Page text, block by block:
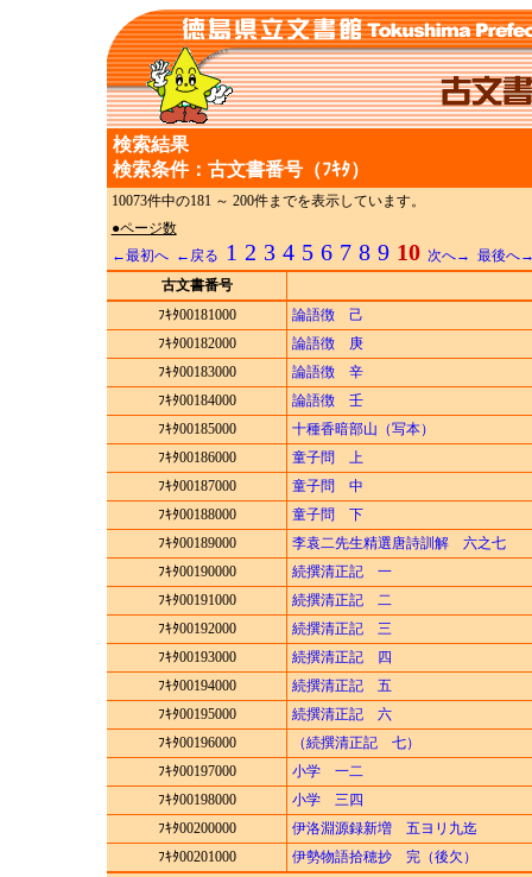
検索結果
検索条件：古文書番号（ﾌｷﾀ）
10073件中の181 ～ 200件までを表示しています。
●ページ数
←最初へ
←戻る 1 2 3 4 5 6 7 8 9 10 次へ→ 最後へ
古文書番号
ﾌｷﾀ00181000
論語徴 己
ﾌｷﾀ00182000
論語徴 庚
ﾌｷﾀ00183000
論語徴 辛
ﾌｷﾀ00184000
論語徴 壬
ﾌｷﾀ00185000
十種香暗部山（写本）
ﾌｷﾀ00186000
童子問 上
ﾌｷﾀ00187000
童子問 中
ﾌｷﾀ00188000
童子問 下
ﾌｷﾀ00189000
李袁二先生精選唐詩訓解 六之七
ﾌｷﾀ00190000
続撰清正記 一
ﾌｷﾀ00191000
続撰清正記 二
ﾌｷﾀ00192000
続撰清正記 三
ﾌｷﾀ00193000
続撰清正記 四
ﾌｷﾀ00194000
続撰清正記 五
ﾌｷﾀ00195000
続撰清正記 六
ﾌｷﾀ00196000
（続撰清正記 七）
ﾌｷﾀ00197000
小学 一二
ﾌｷﾀ00198000
小学 三四
ﾌｷﾀ00200000
伊洛淵源録新増 五ヨリ九迄
ﾌｷﾀ00201000
伊勢物語拾穂抄 完（後欠）